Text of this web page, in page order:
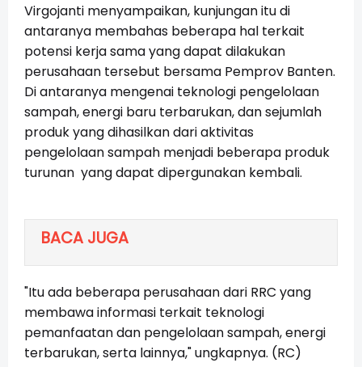
Virgojanti menyampaikan, kunjungan itu di
antaranya membahas beberapa hal terkait
potensi kerja sama yang dapat dilakukan
perusahaan tersebut bersama Pemprov Banten.
Di antaranya mengenai teknologi pengelolaan
sampah, energi baru terbarukan, dan sejumlah
produk yang dihasilkan dari aktivitas
pengelolaan sampah menjadi beberapa produk
turunan yang dapat dipergunakan kembali.
BACA JUGA
"Itu ada beberapa perusahaan dari RRC yang
membawa informasi terkait teknologi
pemanfaatan dan pengelolaan sampah, energi
terbarukan, serta lainnya," ungkapnya. (RC)